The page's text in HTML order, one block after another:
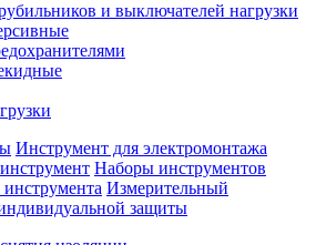
и выключателей нагрузки
Инструмент для электромонтажа
Наборы инструментов
Измерительный
защиты